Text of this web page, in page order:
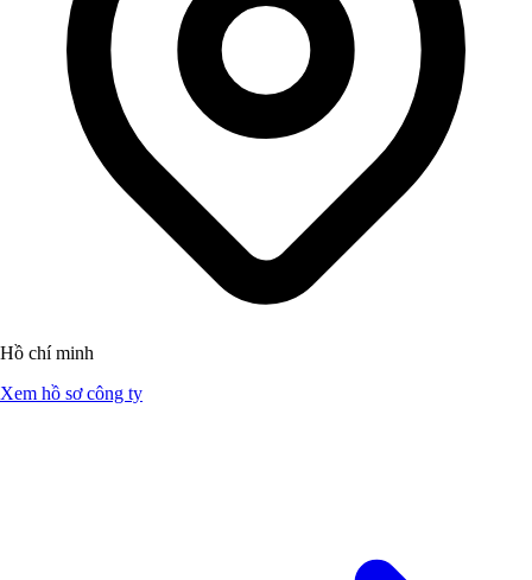
Hồ chí minh
Xem hồ sơ công ty